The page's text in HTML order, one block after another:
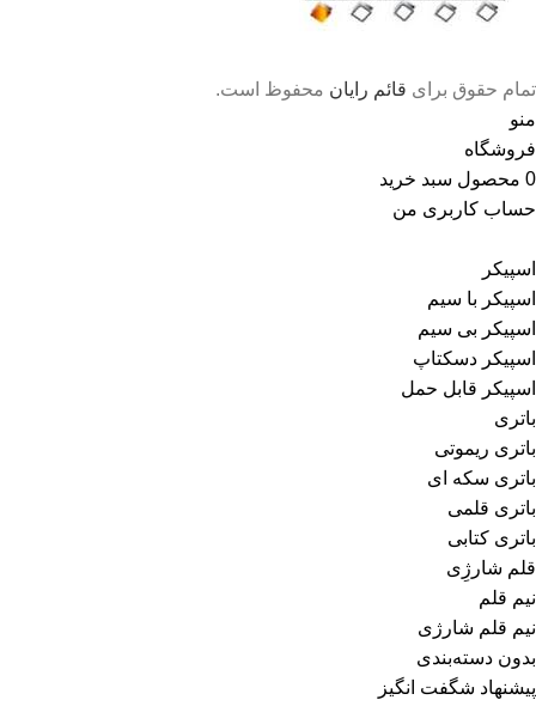
تمام حقوق برای قائم رایان محفوظ است.
منو
فروشگاه
0 محصول سبد خرید
حساب کاربری من
اسپیکر
اسپیکر با سیم
اسپیکر بی سیم
اسپیکر دسکتاپ
اسپیکر قابل حمل
باتری
باتری ریموتی
باتری سکه ای
باتری قلمی
باتری کتابی
قلم شارژِی
نیم قلم
نیم قلم شارژی
بدون دسته‌بندی
پیشنهاد شگفت انگیز